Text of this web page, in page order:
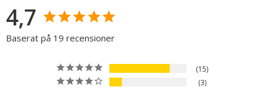
4,7
Baserat på 19 recensioner
15
3